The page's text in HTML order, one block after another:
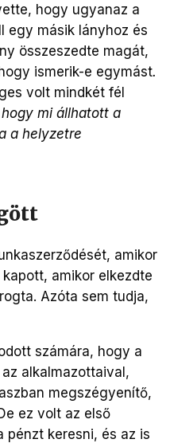
hogy ugyanaz a
egy másik lányhoz és
összeszedte magát,
ismerik-e egymást.
volt mindkét fél
mi állhatott a
a helyzetre
amikor
amikor elkezdte
Azóta sem tudja,
számára, hogy a
alkalmazottaival,
megszégyenítő,
ez volt az első
pénzt keresni, és az is